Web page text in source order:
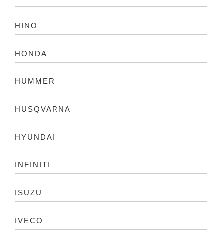
HINO
HONDA
HUMMER
HUSQVARNA
HYUNDAI
INFINITI
ISUZU
IVECO